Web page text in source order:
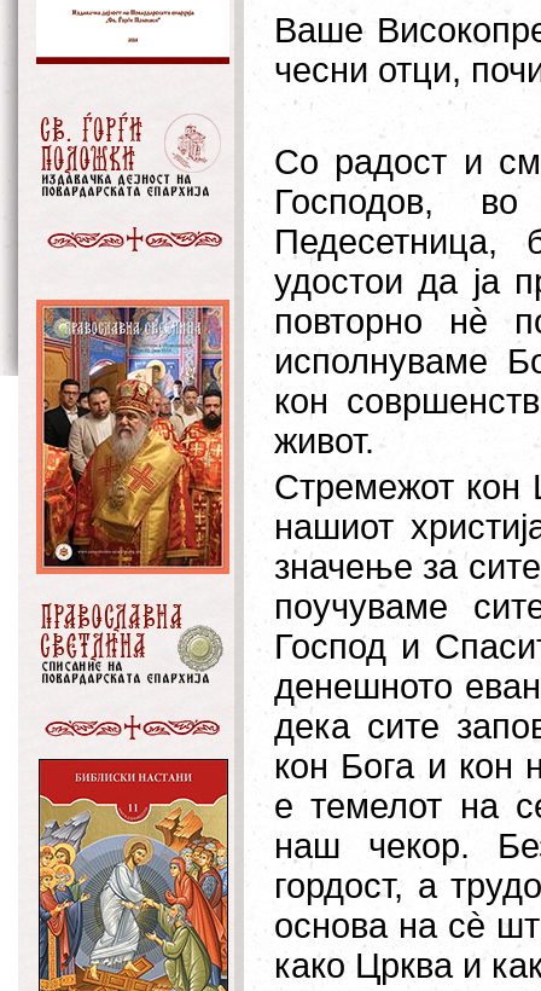
Ваше
чесни отци,
Со радост и
Господов, во
Педесетница,
удостои да ја
повторно нè
исполнуваме
кон
живот.
Стремежот кон
нашиот
значење за
поучуваме
Господ и
денешното
дека сите
кон Бога и кон
е темелот на
наш чекор.
гордост, а
основа на сè
како Црква и